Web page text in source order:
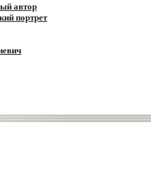
автор
портрет